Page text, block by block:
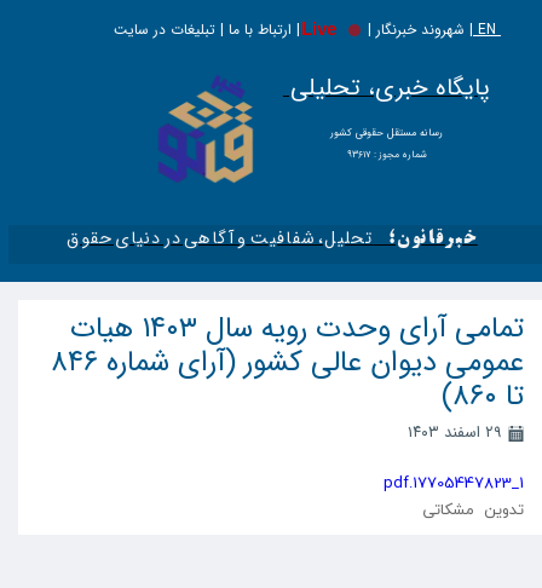
EN | شهروند خبرنگار | | ارتباط با ما | تبلیغات در سایت
Live
پایگاه خبری، تحلیلی
​​​​رسانه مستقل حقوقی کشور
شماره مجوز : ۹۳۶۱۷
خبرقانون؛ تحلیل، شفافیت و آگاهی در دنیای حقوق​​​​​​​
تمامی آرای وحدت رویه سال ۱۴۰۳ هیات
عمومی دیوان عالی کشور (آرای شماره ۸۴۶
تا ۸۶۰)
۲۹ اسفند ۱۴۰۳
1_17705447823.pdf
تدوین مشکاتی